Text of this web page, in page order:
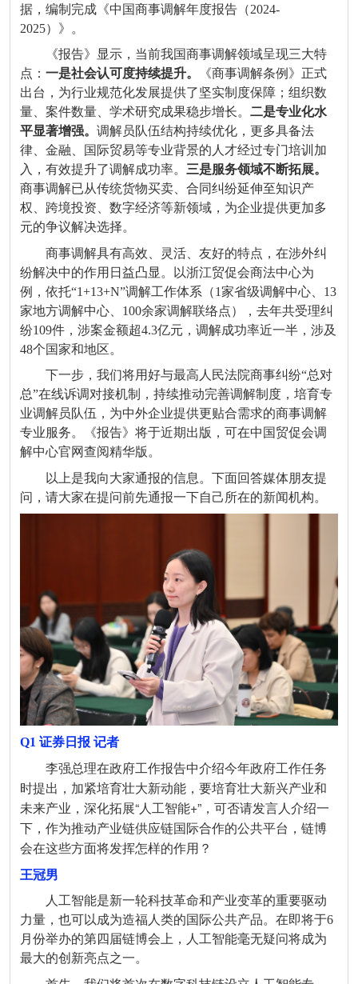
据，编制完成《中国商事调解年度报告（2024-
2025）》。
《报告》显示，当前我国商事调解领域呈现三大特
点： 一是社会认可度持续提升。
《商事调解条例》正式
出台，为行业规范化发展提供了坚实制度保障；组织数
量、案件数量、学术研究成果稳步增长。 二是专业化水
平显著增强。 调解员队伍结构持续优化，更多具备法
律、金融、国际贸易等专业背景的人才经过专门培训加
入，有效提升了调解成功率。 三是服务领域不断拓展。
商事调解已从传统货物买卖、合同纠纷延伸至知识产
权、跨境投资、数字经济等新领域，为企业提供更加多
元的争议解决选择。
商事调解具有高效、灵活、友好的特点，在涉外纠
纷解决中的作用日益凸显。以浙江贸促会商法中心为
例，依托“1+13+N”调解工作体系（1家省级调解中心、 13
家地方调解中心、 100余家调解联络点），去年共受理纠
纷109件，涉案金额超4.3亿元，调解成功率近一半，涉及
48个国家和地区。
下一步，我们将用好与最高人民法院商事纠纷“总对
总”在线诉调对接机制，持续推动完善调解制度，培育专
业调解员队伍，为中外企业提供更贴合需求的商事调解
专业服务。《报告》将于近期出版，可在中国贸促会调
解中心官网查阅精华版。
以上是我向大家通报的信息。下面回答媒体朋友提
问，请大家在提问前先通报一下自己所在的新闻机构。
Q1 证券日报 记者
李强总理在政府工作报告中介绍今年政府工作任务
时提出，加紧培育壮大新动能，要培育壮大新兴产业和
未来产业，深化拓展“人工智能+”，可否请发言人介绍一
下，作为推动产业链供应链国际合作的公共平台，链博
会在这些方面将发挥怎样的作用？
王冠男
人工智能是新一轮科技革命和产业变革的重要驱动
力量，也可以成为造福人类的国际公共产品。在即将于6
月份举办的第四届链博会上，人工智能毫无疑问将成为
最大的创新亮点之一。